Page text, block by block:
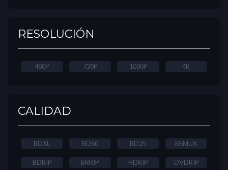
RESOLUCIÓN
480P 720P 1080P 4K
CALIDAD
BDXL BD50 BD25 REMUX
BDRIP BRRIP HDRIP DVDRIP